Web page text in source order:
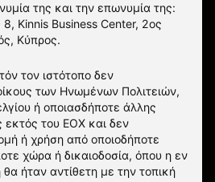
της και την επωνυμία της:
Kinnis Business Center, 2ος
Κύπρος.
τον ιστότοπο δεν
των Ηνωμένων Πολιτειών,
ή οποιασδήποτε άλλης
του ΕΟΧ και δεν
ή χρήση από οποιοδήποτε
χώρα ή δικαιοδοσία, όπου η εν
ήταν αντίθετη με την τοπική